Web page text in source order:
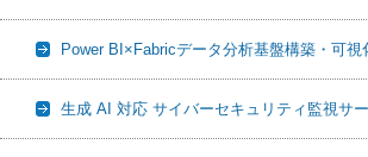
Power BI×Fabricデータ分析基盤構築・可視
生成 AI 対応 サイバーセキュリティ監視サ